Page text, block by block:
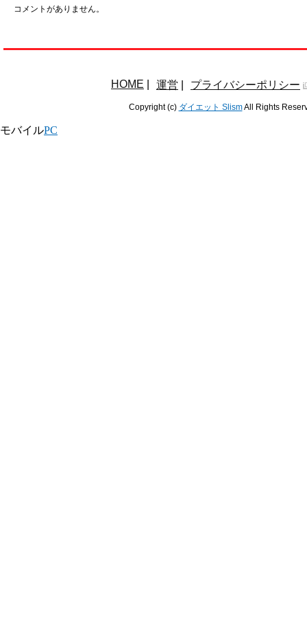
コメントがありません。
HOME 運営 プライバシーポリシー
Copyright (c) ダイエット SlismAll Rights
モバイルPC